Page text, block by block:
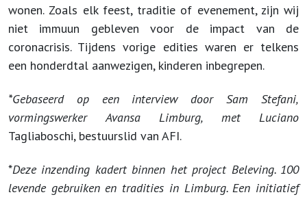
wonen. Zoals elk feest, traditie of evenement, zijn wij
niet immuun gebleven voor de impact van de
coronacrisis. Tijdens vorige edities waren er telkens
een honderdtal aanwezigen, kinderen inbegrepen.
*Gebaseerd op een interview door Sam Stefani,
vormingswerker Avansa Limburg, met Luciano
Tagliaboschi, bestuurslid van AFI.
*Deze inzending kadert binnen het project Beleving. 100
levende gebruiken en tradities in Limburg. Een initiatief